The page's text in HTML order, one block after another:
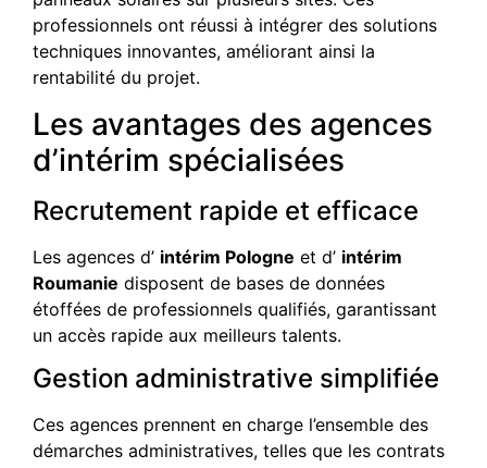
professionnels ont réussi à intégrer des solutions
techniques innovantes, améliorant ainsi la
rentabilité du projet.
Les avantages des agences
d’intérim spécialisées
Recrutement rapide et efficace
Les agences d’ intérim Pologne et d’ intérim
Roumanie disposent de bases de données
étoffées de professionnels qualifiés, garantissant
un accès rapide aux meilleurs talents.
Gestion administrative simplifiée
Ces agences prennent en charge l’ensemble des
démarches administratives, telles que les contrats